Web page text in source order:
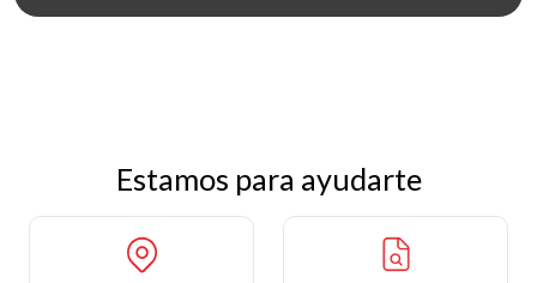
Estamos para ayudarte